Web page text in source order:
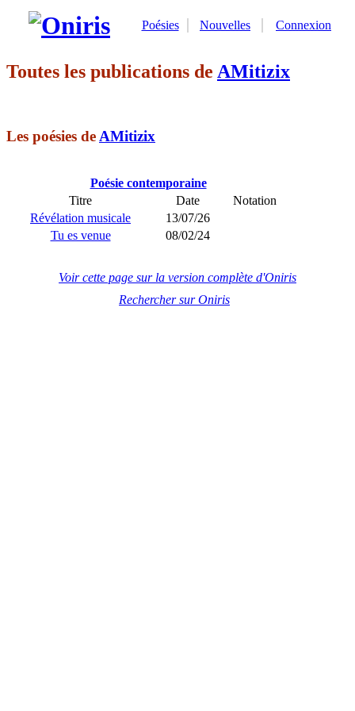
Poésies Nouvelles Connexion
Toutes les publications de AMitizix
Les poésies de AMitizix
Poésie contemporaine
Titre
Date
Notation
Révélation musicale
13/07/26
Tu es venue
08/02/24
Voir cette page sur la version complète d'Oniris
Rechercher sur Oniris